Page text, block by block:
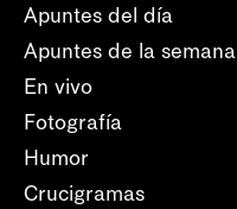
Apuntes del día
Apuntes de la semana
En vivo
Fotografía
Humor
Crucigramas